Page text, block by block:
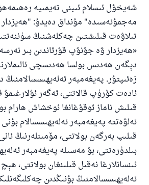
شەيخۇل ئىسلام ئىبنى تەيمىيە
مەجمۇئەسىدە" مۇنداق دەيدۇ: "ھەيزدار
تىلاۋەت قىلىشتىن چەكلەشنىڭ
«ھەيزدار ۋە جۇنۇپ قۇرئاندىن بىر
دېگەن ھەدىس بولسا ھەدىسچى
زەئىپتۇر. پەيغەمبەر ئەلەيھىسسالامنىڭ
ئادەت كۆرۈپ قالاتتى، ئەگەر ئۇلارغىمۇ
قىلىش ناماز ئوقۇغانغا ئوخشاش ھارام
ئەلۋەتتە پەيغەمبەر ئەلەيھىسسالام
قىلىپ بەرگەن بولاتتى، مۆمىنلەرنىڭ ئانى
بىلدۈرەتتى، بۇ مەسىلە پەيغەمبەر
ئىنسانلارغا نەقىل قىلىنغان بولاتتى،
ئەلەيھىسسالامنىڭ بۇنىڭدىن